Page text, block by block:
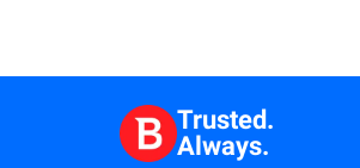
Trusted.
Always.